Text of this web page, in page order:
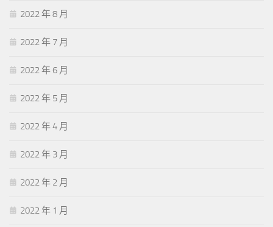
2022 年 8 月
2022 年 7 月
2022 年 6 月
2022 年 5 月
2022 年 4 月
2022 年 3 月
2022 年 2 月
2022 年 1 月